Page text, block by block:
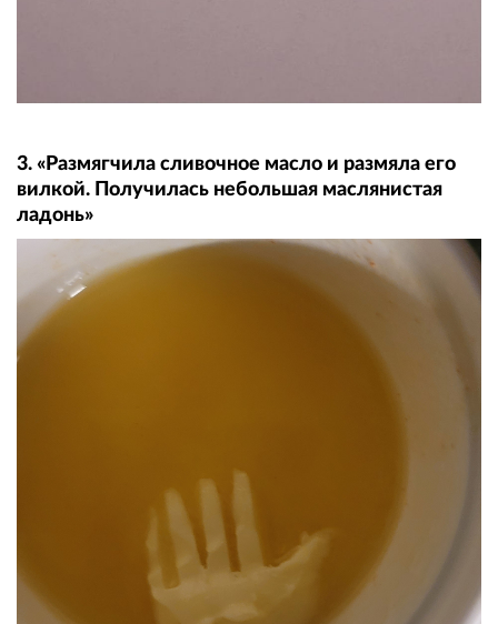
3. «Размягчила сливочное масло и размяла его
вилкой. Получилась небольшая маслянистая
ладонь»